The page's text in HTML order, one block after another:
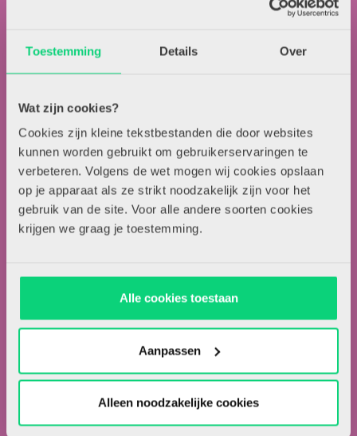
Toestemming Details Over
Wat zijn cookies?
Cookies zijn kleine tekstbestanden die door websites
kunnen worden gebruikt om gebruikerservaringen te
verbeteren. Volgens de wet mogen wij cookies opslaan
op je apparaat als ze strikt noodzakelijk zijn voor het
gebruik van de site. Voor alle andere soorten cookies
krijgen we graag je toestemming.
Alle cookies toestaan
Aanpassen
Alleen noodzakelijke cookies
Nieuwsbrief
Meld je hieronder aan voor de nieuwsbrief van HJK
Over HJK
Adverteren in HJK
Contact
Uitgeverij Zwijsen
Locomotiefboulevard 101
5041 SE Tilburg
013-5838800
contact@hjk-online.nl